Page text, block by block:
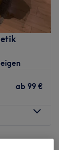
ab 99 €
–22:00